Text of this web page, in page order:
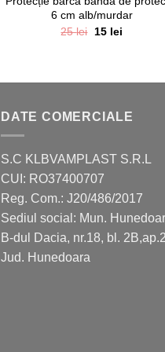
6 cm alb/murdar
25lei Prețul
15 leiPrețul
DATE COMERCIALE
S.C KLBVAMPLAST S.R.L
CUI: RO37400707
Reg. Com.: J20/486/2017
Sediul social: Mun.
B-dul Dacia, nr.18, bl.
Jud. Hunedoara